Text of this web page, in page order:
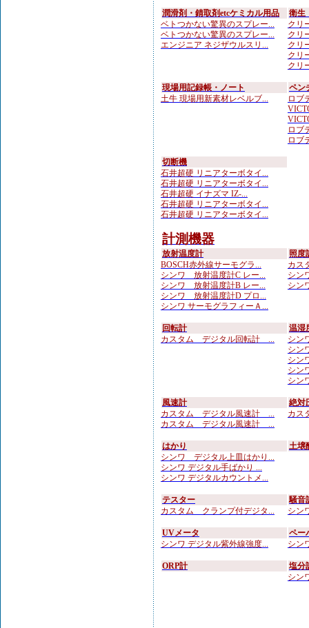
潤滑剤・錆取剤etcケミカル用品
ベトつかない驚異のスプレー...
ベトつかない驚異のスプレー...
エンジニア ネジザウルスリ...
衛生
クリ
クリ
クリ
クリ
クリ
現場用記録帳・ノート
土牛 現場用新素材レベルブ...
ペン
ロブ
ロブ
ロブ
切断機
石井超硬 リニアターボタイ...
石井超硬 リニアターボタイ...
石井超硬 イナズマ IZ-...
石井超硬 リニアターボタイ...
石井超硬 リニアターボタイ...
計測機器
放射温度計
BOSCH赤外線サーモグラ...
シンワ 放射温度計C レー...
シンワ 放射温度計B レー...
シンワ 放射温度計D プロ...
シンワ サーモグラフィーＡ...
照度
カス
シン
シン
回転計
カスタム デジタル回転計 ...
温湿
シン
シン
シン
シン
シン
風速計
カスタム デジタル風速計 ...
カスタム デジタル風速計 ...
絶対
カス
はかり
シンワ デジタル上皿はかり...
シンワ デジタル手ばかり ...
シンワ デジタルカウントメ...
土壌
テスター
カスタム クランプ付デジタ...
騒音
シン
UVメータ
シンワ デジタル紫外線強度...
ペー
シン
ORP計
塩分
シン